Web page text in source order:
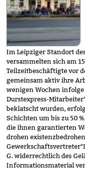
Im Leipziger Standort
versammelten sich am
Teilzeitbeschäftigte vor
gemeinsam aktiv ihre
wenigen Wochen infolge
Durstexpress-
beklatscht wurden,
Schichten um bis zu 50
die ihnen garantierten
drohen
G. widerrechtlich des
Informationsmaterial